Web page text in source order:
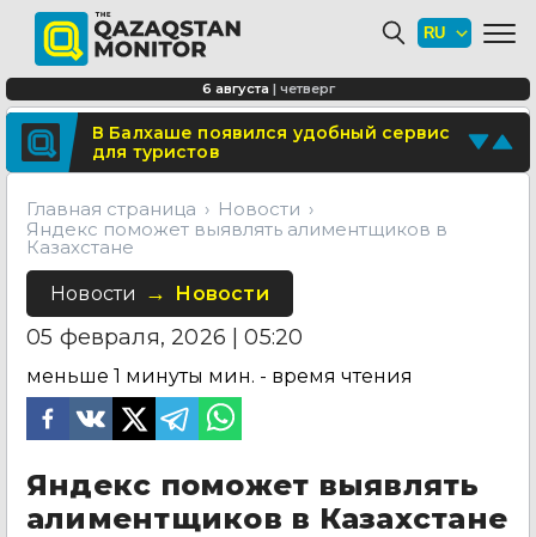
Поделитесь новостью
Отправьте свои новости и события
6 августа | четверг
Где в Алматы появятся новые школы
и детские сады
В Туркестане построят новый центр
медицинского туризма
В Балхаше появился удобный сервис
для туристов
Главная страница
Новости
Яндекс поможет выявлять алиментщиков в
Казахстане
Новости Новости
05 февраля, 2026 | 05:20
меньше 1 минуты мин. - время чтения
Яндекс поможет выявлять
алиментщиков в Казахстане